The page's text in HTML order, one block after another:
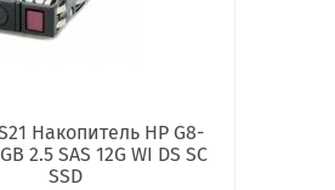
Накопитель HP G8-
2.5 SAS 12G WI DS SC
SSD